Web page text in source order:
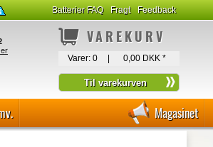
Batterier FAQ Fragt Feedback
VAREKURV
Varer: 0 0,00 DKK *
Magasinet